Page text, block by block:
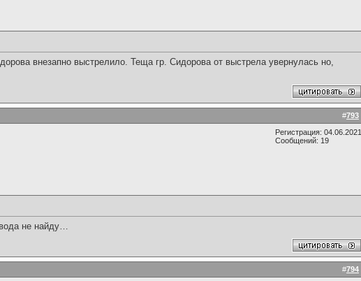
внезапно выстрелило. Теща гр. Сидорова от выстрела увернулась но,
#793
Регистрация: 04.06.2021
Сообщений: 19
не найду…
#794